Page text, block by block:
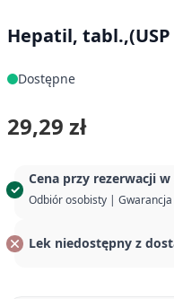
Hepatil,
Dostępne
Cena przy rezerwacji w
Odbiór osobisty |
Lek niedostępny z
29,29 zł